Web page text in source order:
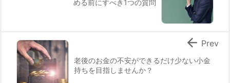
める前にすべき1つの質問
老後のお金の不安ができるだけ少ない小金
持ちを目指しませんか？
 Prev